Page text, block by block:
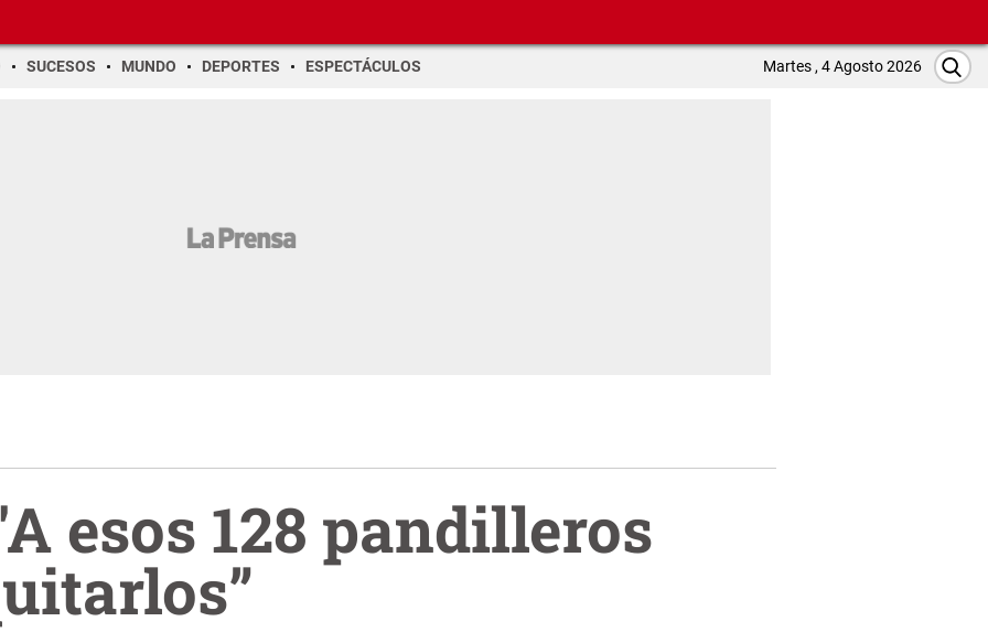
SUCESOS MUNDO DEPORTES ESPECTÁCULOS Martes , 4 Agosto 2026
esos 128 pandilleros